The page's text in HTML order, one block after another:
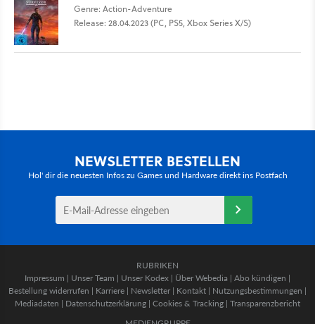
Genre: Action-Adventure
Release: 28.04.2023 (PC, PS5, Xbox Series X/S)
NEWSLETTER BESTELLEN
Hol' dir die neuesten Infos zu Games und Hardware direkt ins Postfach
RUBRIKEN
Impressum | Unser Team | Unser Kodex | Über Webedia | Abo kündigen |
Bestellung widerrufen | Karriere | Newsletter | Kontakt | Nutzungsbestimmungen |
Mediadaten | Datenschutzerklärung | Cookies & Tracking | Transparenzbericht